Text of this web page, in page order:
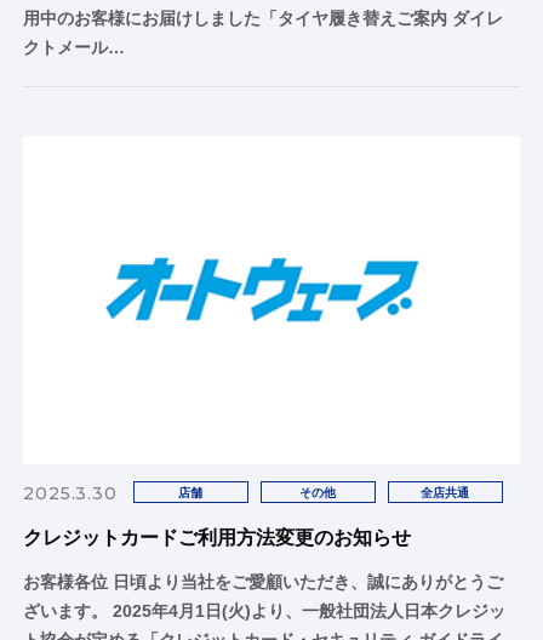
用中のお客様にお届けしました「タイヤ履き替えご案内 ダイレ
クトメール…
2025.3.30 店舗 その他 全店共通
クレジットカードご利用方法変更のお知らせ
お客様各位 日頃より当社をご愛顧いただき、誠にありがとうご
ざいます。 2025年4月1日(火)より、一般社団法人日本クレジッ